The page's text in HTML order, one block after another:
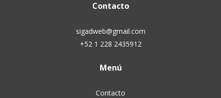
Contacto
sigadweb@gmail.com
+52 1 228 2435912
Menú
Contacto